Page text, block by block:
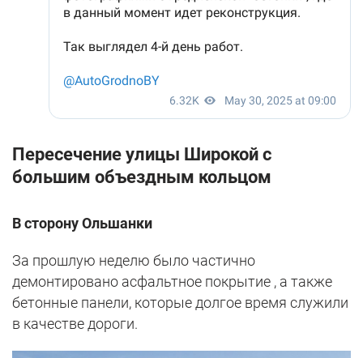
Пересечение улицы Широкой с
большим объездным кольцом
В сторону Ольшанки
За прошлую неделю было частично
демонтировано асфальтное покрытие , а также
бетонные панели, которые долгое время служили
в качестве дороги.